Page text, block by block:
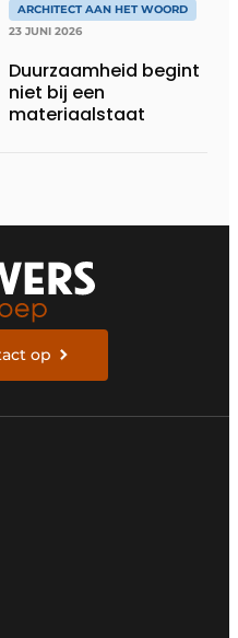
TOEKOMST
ARCHITECT AAN HET WOORD
23 JUNI 2026
Duurzaamheid begint
niet bij een
materiaalstaat
op